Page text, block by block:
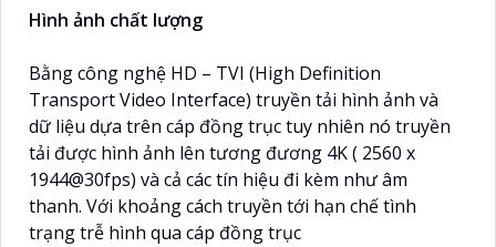
Hình ảnh chất lượng
Bằng công nghệ HD – TVI (High Definition
Transport Video Interface) truyền tải hình ảnh và
dữ liệu dựa trên cáp đồng trục tuy nhiên nó truyền
tải được hình ảnh lên tương đương 4K ( 2560 x
1944@30fps) và cả các tín hiệu đi kèm như âm
thanh. Với khoảng cách truyền tới hạn chế tình
trạng trễ hình qua cáp đồng trục